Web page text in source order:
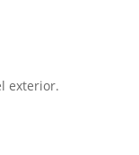
exterior.